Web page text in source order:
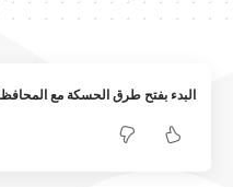
البدء بفتح طرق الحسكة مع